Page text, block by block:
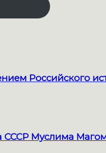
Российского
СССР Муслима